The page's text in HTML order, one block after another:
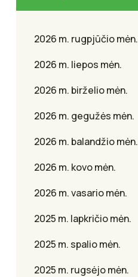
2026 m. rugpjūčio mėn.
2026 m. liepos mėn.
2026 m. birželio mėn.
2026 m. gegužės mėn.
2026 m. balandžio mėn.
2026 m. kovo mėn.
2026 m. vasario mėn.
2025 m. lapkričio mėn.
2025 m. spalio mėn.
2025 m. rugsėjo mėn.